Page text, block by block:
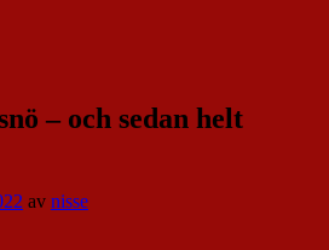
– och sedan helt
av nisse